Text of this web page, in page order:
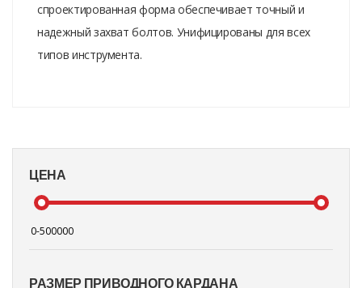
ЦЕНА
РАЗМЕР ПРИВОДНОГО КАРДАНА
спроектированная форма обеспечивает точный и
надежный захват болтов. Унифицированы для всех
типов инструмента.